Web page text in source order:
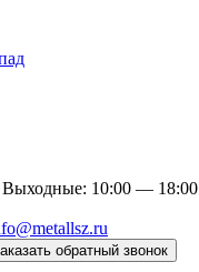
Выходные: 10:00 — 18:00
обратный звонок